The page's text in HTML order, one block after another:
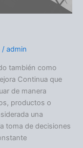
/admin
también como
Continua que
de manera
productos o
una
toma de decisiones